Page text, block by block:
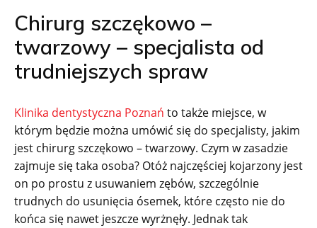
Chirurg szczękowo –
twarzowy – specjalista od
trudniejszych spraw
Klinika dentystyczna Poznań to także miejsce, w
którym będzie można umówić się do specjalisty, jakim
jest chirurg szczękowo – twarzowy. Czym w zasadzie
zajmuje się taka osoba? Otóż najczęściej kojarzony jest
on po prostu z usuwaniem zębów, szczególnie
trudnych do usunięcia ósemek, które często nie do
końca się nawet jeszcze wyrżnęły. Jednak tak